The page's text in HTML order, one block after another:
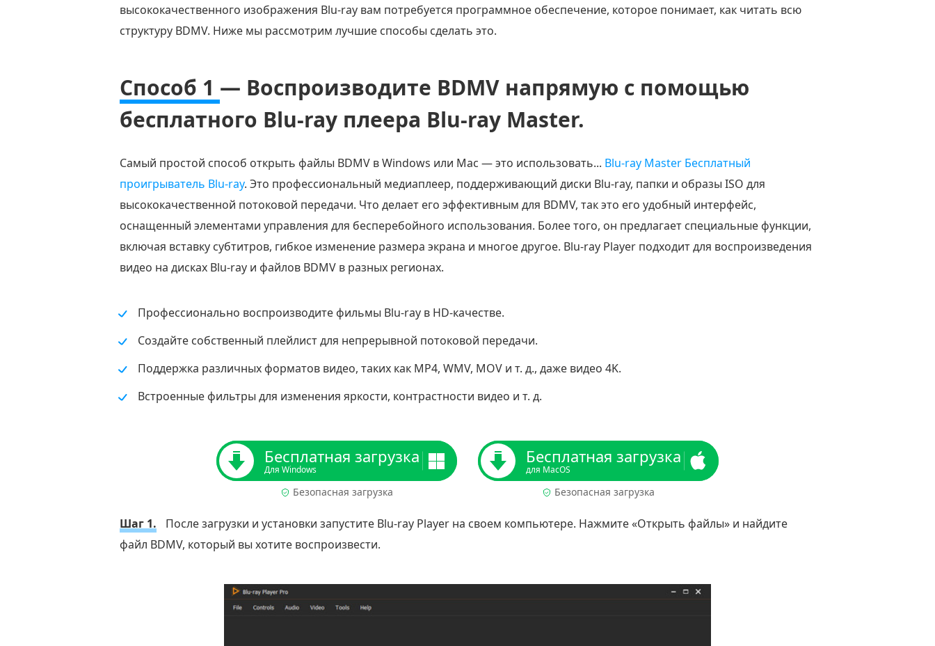
высококачественного изображения Blu-ray вам потребуется программное обеспечение, которое понимает, как читать всю
структуру BDMV. Ниже мы рассмотрим лучшие способы сделать это.
Способ 1 — Воспроизводите BDMV напрямую с помощью
бесплатного Blu-ray плеера Blu-ray Master.
Самый простой способ открыть файлы BDMV в Windows или Mac — это использовать... Blu-ray Master Бесплатный
проигрыватель Blu-ray. Это профессиональный медиаплеер, поддерживающий диски Blu-ray, папки и образы ISO для
высококачественной потоковой передачи. Что делает его эффективным для BDMV, так это его удобный интерфейс,
оснащенный элементами управления для бесперебойного использования. Более того, он предлагает специальные функции,
включая вставку субтитров, гибкое изменение размера экрана и многое другое. Blu-ray Player подходит для воспроизведения
видео на дисках Blu-ray и файлов BDMV в разных регионах.
Профессионально воспроизводите фильмы Blu-ray в HD-качестве.
Создайте собственный плейлист для непрерывной потоковой передачи.
Поддержка различных форматов видео, таких как MP4, WMV, MOV и т. д., даже видео 4K.
Встроенные фильтры для изменения яркости, контрастности видео и т. д.
Бесплатная загрузка
Для Windows
Безопасная загрузка
Бесплатная загрузка
для MacOS
Безопасная загрузка
Шаг 1.
После загрузки и установки запустите Blu-ray Player на своем компьютере. Нажмите «Открыть файлы» и найдите
файл BDMV, который вы хотите воспроизвести.